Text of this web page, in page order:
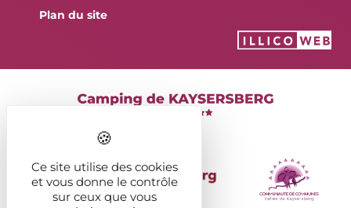
Plan du site
Ce site utilise des cookies
et vous donne le contrôle
sur ceux que vous